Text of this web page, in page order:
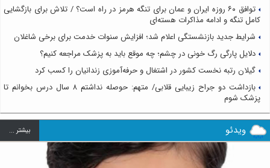
توافق ۶۰ روزه ایران و عمان برای تنگه هرمز در راه است؟ / تلاش برای بازگشایی
کامل تنگه و ادامه مذاکرات هسته‌ای
شرایط جدید بازنشستگی اعلام شد؛ افزایش سنوات خدمت برای برخی شاغلان
دلایل پارگی رگ خونی در چشم؛ چه موقع باید به پزشک مراجعه کنیم؟
گیلان رتبه نخست کشور در اشتغال و حرفه‌آموزی زندانیان را کسب کرد
بازداشت دو جراح زیبایی قلابی/ متهم: حوصله نداشتم ۸ سال درس بخوانم تا
پزشک شوم
ویدئو بيشتر ...